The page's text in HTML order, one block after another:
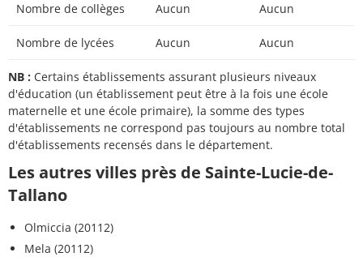
Nombre de collèges Aucun Aucun
Nombre de lycées Aucun Aucun
NB : Certains établissements assurant plusieurs niveaux
d'éducation (un établissement peut être à la fois une école
maternelle et une école primaire), la somme des types
d'établissements ne correspond pas toujours au nombre total
d'établissements recensés dans le département.
Les autres villes près de Sainte-Lucie-de-
Tallano
Olmiccia (20112)
Mela (20112)